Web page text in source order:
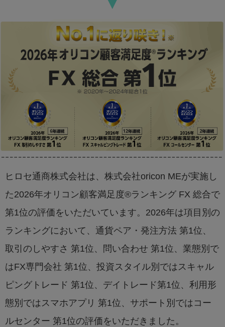
ヒロセ通商株式会社は、株式会社oricon MEが実施し
た2026年オリコン顧客満足度®ランキング FX 総合で
第1位の評価をいただいています。2026年は項目別の
ランキングにおいて、通貨ペア・発注方法 第1位、
取引のしやすさ 第1位、問い合わせ 第1位、業態別で
はFX専門会社 第1位、投資スタイル別ではスキャル
ピングトレード 第1位、デイトレード第1位、利用形
態別ではスマホアプリ 第1位、サポート別ではコー
ルセンター 第1位の評価をいただきました。